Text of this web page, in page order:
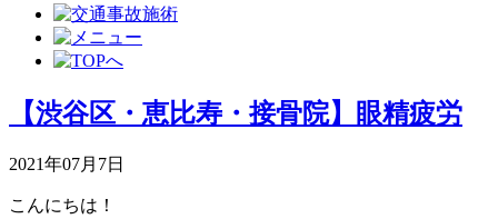
【渋谷区・恵比寿・接骨院】眼精疲労
2021年07月7日
こんにちは！